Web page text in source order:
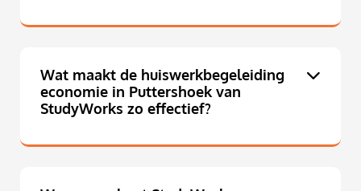
Wat maakt de huiswerkbegeleiding
economie in Puttershoek van
StudyWorks zo effectief?